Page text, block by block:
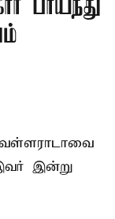
பாய்ந்து
இன்று